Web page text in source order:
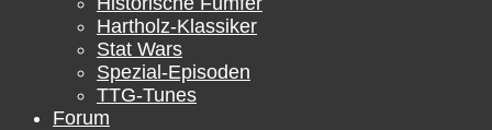
Hartholz-Klassiker
Stat Wars
Spezial-Episoden
TTG-Tunes
Forum